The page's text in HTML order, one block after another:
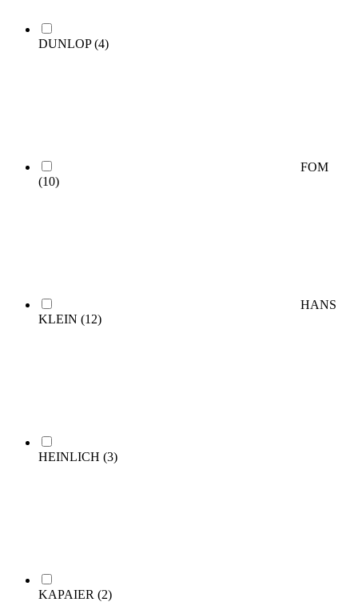
DUNLOP(4)
FOM
(10)
HANS
KLEIN (12)
HEINLICH (3)
KAPAIER (2)